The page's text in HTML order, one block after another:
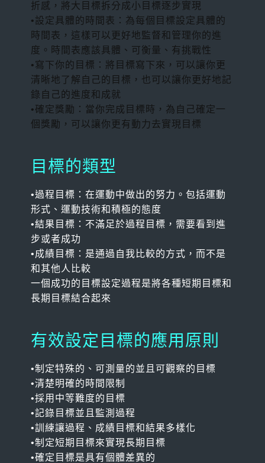
折感， 將大目標拆分成小目標逐步實現
•設定具體的時間表：為每個目標設定具體的
時間表，這樣可以更好地監督和管理你的進
度。時間表應該具體、可衡量、有挑戰性
•寫下你的目標：將目標寫下來，可以讓你更
清晰地了解自己的目標，也可以讓你更好地記
錄自己的進度和成就
•確定獎勵：當你完成目標時，為自己確定一
個獎勵，可以讓你更有動力去實現目標
目標的類型
•過程目標：在運動中做出的努力。包括運動
形式、運動技術和積極的態度
•結果目標：不滿足於過程目標，需要看到進
步或者成功
•成績目標：是通過自我比較的方式，而不是
和其他人比較
一個成功的目標設定過程是將各種短期目標和
長期目標結合起來
有效設定目標的應用原則
•制定特殊的、可測量的並且可觀察的目標
•清楚明確的時間限制
•採用中等難度的目標
•記錄目標並且監測過程
•訓練讓過程、成績目標和結果多樣化
•制定短期目標來實現長期目標
•確定目標是具有個體差異的